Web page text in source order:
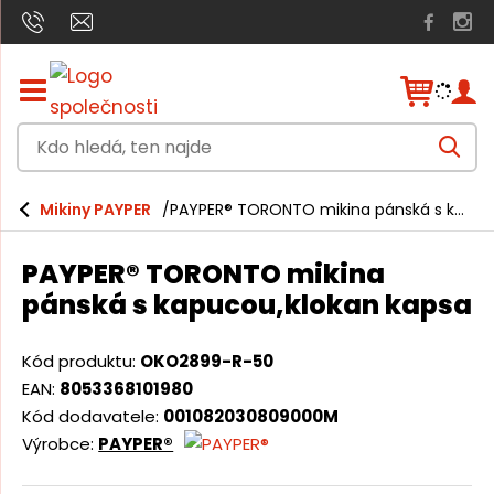
Z
o
b
a
i
t
s
k
t
h
a
v
d
o
h
e
d
á
t
e
V
y
e
d
Mikiny PAYPER PAYPER® TORONTO mikina pánská s kapucou,klokan kapsa
PAYPER® TORONTO mikina
pánská s kapucou,klokan kapsa
Kód produktu: OKO2899-R-50
EAN: 8053368101980
Kód dodavatele: 001082030809000M
Výrobce: PAYPER®